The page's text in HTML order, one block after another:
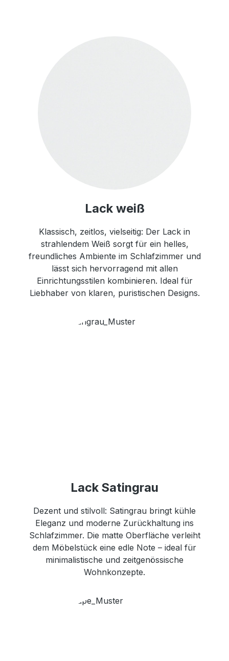
Lack weiß
Klassisch, zeitlos, vielseitig: Der Lack in
strahlendem Weiß sorgt für ein helles,
freundliches Ambiente im Schlafzimmer und
lässt sich hervorragend mit allen
Einrichtungsstilen kombinieren. Ideal für
Liebhaber von klaren, puristischen Designs.
Lack Satingrau
Dezent und stilvoll: Satingrau bringt kühle
Eleganz und moderne Zurückhaltung ins
Schlafzimmer. Die matte Oberfläche verleiht
dem Möbelstück eine edle Note – ideal für
minimalistische und zeitgenössische
Wohnkonzepte.